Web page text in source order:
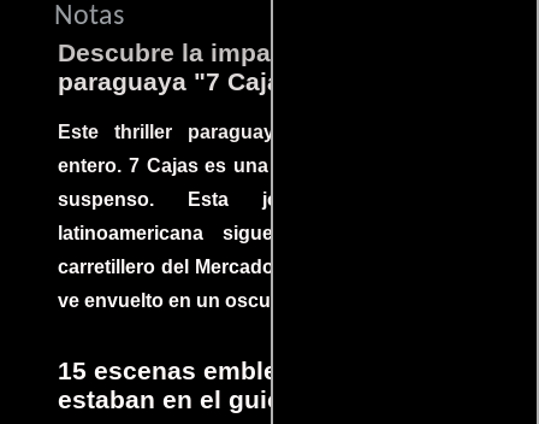
Notas
Descubre la impactante película
paraguaya "7 Cajas"
Este thriller paraguayo cautivó al mundo
entero. 7 Cajas es una explosión de acción y
suspenso. Esta joya cinematográfica
latinoamericana sigue la historia de un
carretillero del Mercado 4 de Asunción que se
ve envuelto en un oscuro mundo de crimen
15 escenas emblemáticas que no
estaban en el guion